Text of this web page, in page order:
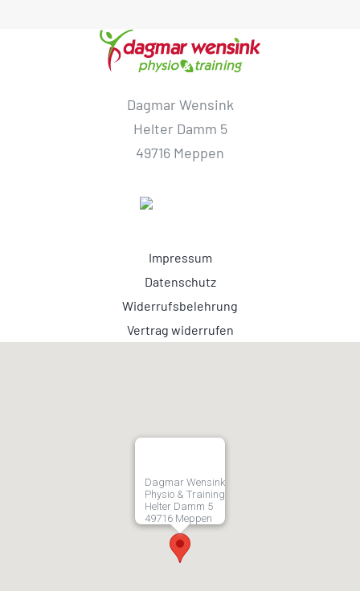
Dagmar Wensink
Helter Damm 5
49716 Meppen
Impressum
Datenschutz
Widerrufsbelehrung
Vertrag widerrufen
Dagmar Wensink
Physio & Training
Helter Damm 5
49716 Meppen